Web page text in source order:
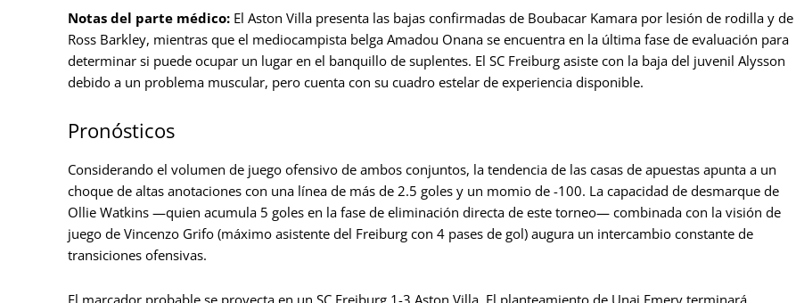
Notas del parte médico: El Aston Villa presenta las bajas confirmadas de Boubacar Kamara por lesión de rodilla y de
Ross Barkley, mientras que el mediocampista belga Amadou Onana se encuentra en la última fase de evaluación para
determinar si puede ocupar un lugar en el banquillo de suplentes. El SC Freiburg asiste con la baja del juvenil Alysson
debido a un problema muscular, pero cuenta con su cuadro estelar de experiencia disponible.
Pronósticos
Considerando el volumen de juego ofensivo de ambos conjuntos, la tendencia de las casas de apuestas apunta a un
choque de altas anotaciones con una línea de más de 2.5 goles y un momio de -100. La capacidad de desmarque de
Ollie Watkins —quien acumula 5 goles en la fase de eliminación directa de este torneo— combinada con la visión de
juego de Vincenzo Grifo (máximo asistente del Freiburg con 4 pases de gol) augura un intercambio constante de
transiciones ofensivas.